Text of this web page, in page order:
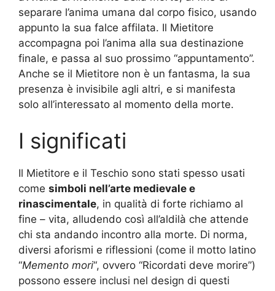
separare l’anima umana dal corpo fisico, usando
appunto la sua falce affilata. Il Mietitore
accompagna poi l’anima alla sua destinazione
finale, e passa al suo prossimo “appuntamento”.
Anche se il Mietitore non è un fantasma, la sua
presenza è invisibile agli altri, e si manifesta
solo all’interessato al momento della morte.
I significati
Il Mietitore e il Teschio sono stati spesso usati
come simboli nell’arte medievale e
rinascimentale, in qualità di forte richiamo al
fine – vita, alludendo così all’aldilà che attende
chi sta andando incontro alla morte. Di norma,
diversi aforismi e riflessioni (come il motto latino
“Memento mori“, ovvero “Ricordati deve morire”)
possono essere inclusi nel design di questi